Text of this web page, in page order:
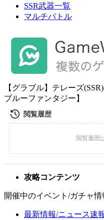
SSR武器一覧
マルチバトル
【グラブル】テレーズ
ブルーファンタジー】
攻略コンテンツ
開催中のイベント/ガチャ情
最新情報/ニュース速